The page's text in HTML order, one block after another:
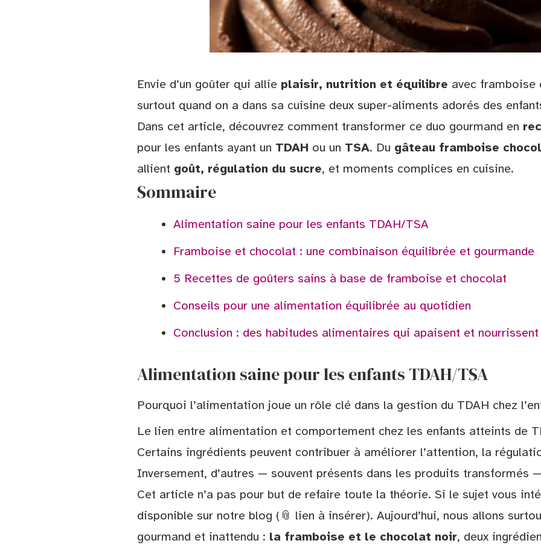
Envie d’un goûter qui allie plaisir, nutrition et équilibre avec framboise
surtout quand on a dans sa cuisine deux super-aliments adorés des
Dans cet article, découvrez comment transformer ce duo gourmand en
pour les enfants ayant un TDAH ou un TSA. Du gâteau framboise
allient goût, régulation du sucre, et moments complices en cuisine.
Sommaire
Alimentation saine pour les enfants TDAH/TSA
Framboise et chocolat : une combinaison équilibrée et gourmande
5 Recettes de goûters sains à base de framboise et chocolat
Conseils pour une alimentation équilibrée au quotidien
Conclusion : des habitudes alimentaires qui apaisent et nourrissent
Alimentation saine pour les enfants TDAH/TSA
Pourquoi l’alimentation joue un rôle clé dans la gestion du TDAH chez
Le lien entre alimentation et comportement chez les enfants atteints de
Certains ingrédients peuvent contribuer à améliorer l’attention, la
Inversement, d’autres — souvent présents dans les produits transformés
Cet article n’a pas pour but de refaire toute la théorie. Si le sujet vous
disponible sur notre blog (📎 lien à insérer). Aujourd’hui, nous allons
gourmand et inattendu : la framboise et le chocolat noir, deux